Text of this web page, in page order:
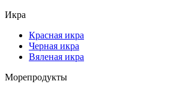
Икра
Красная икра
Черная икра
Вяленая икра
Морепродукты